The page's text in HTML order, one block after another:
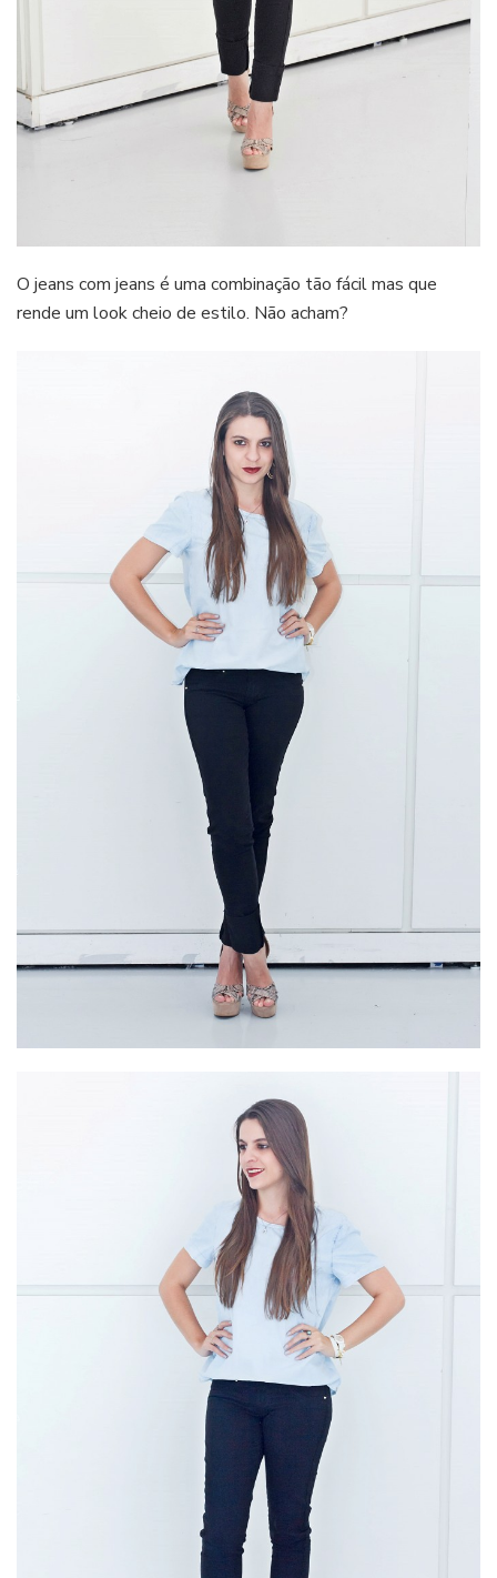
O jeans com jeans é uma combinação tão fácil mas que
rende um look cheio de estilo. Não acham?